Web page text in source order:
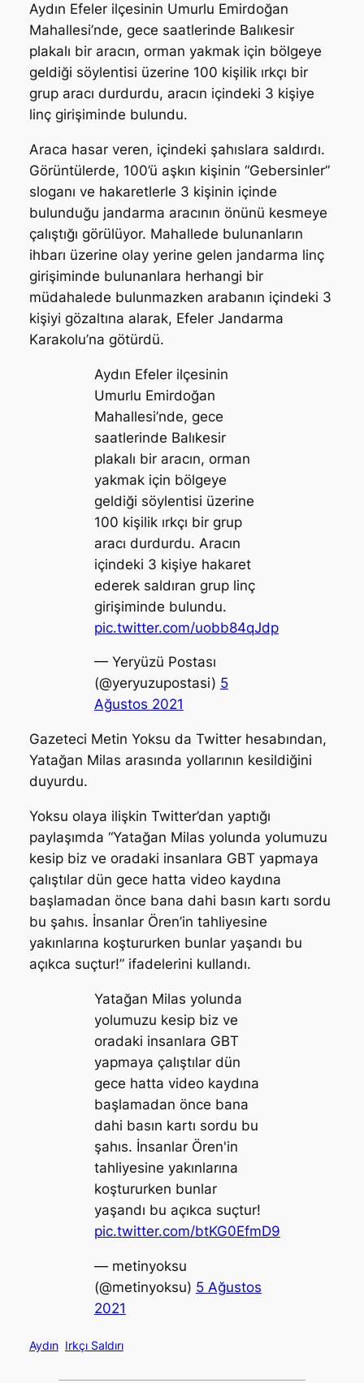
Aydın Efeler ilçesinin Umurlu Emirdoğan
Mahallesi’nde, gece saatlerinde Balıkesir
plakalı bir aracın, orman yakmak için bölgeye
geldiği söylentisi üzerine 100 kişilik ırkçı bir
grup aracı durdurdu, aracın içindeki 3 kişiye
linç girişiminde bulundu.
Araca hasar veren, içindeki şahıslara saldırdı.
Görüntülerde, 100’ü aşkın kişinin “Gebersinler”
sloganı ve hakaretlerle 3 kişinin içinde
bulunduğu jandarma aracının önünü kesmeye
çalıştığı görülüyor. Mahallede bulunanların
ihbarı üzerine olay yerine gelen jandarma linç
girişiminde bulunanlara herhangi bir
müdahalede bulunmazken arabanın içindeki 3
kişiyi gözaltına alarak, Efeler Jandarma
Karakolu’na götürdü.
Aydın Efeler ilçesinin
Umurlu Emirdoğan
Mahallesi’nde, gece
saatlerinde Balıkesir
plakalı bir aracın, orman
yakmak için bölgeye
geldiği söylentisi üzerine
100 kişilik ırkçı bir grup
aracı durdurdu. Aracın
içindeki 3 kişiye hakaret
ederek saldıran grup linç
girişiminde bulundu.
pic.twitter.com/uobb84qJdp
— Yeryüzü Postası
(@yeryuzupostasi) 5
Ağustos 2021
Gazeteci Metin Yoksu da Twitter hesabından,
Yatağan Milas arasında yollarının kesildiğini
duyurdu.
Yoksu olaya ilişkin Twitter’dan yaptığı
paylaşımda “Yatağan Milas yolunda yolumuzu
kesip biz ve oradaki insanlara GBT yapmaya
çalıştılar dün gece hatta video kaydına
başlamadan önce bana dahi basın kartı sordu
bu şahıs. İnsanlar Ören’in tahliyesine
yakınlarına koştururken bunlar yaşandı bu
açıkca suçtur!” ifadelerini kullandı.
Yatağan Milas yolunda
yolumuzu kesip biz ve
oradaki insanlara GBT
yapmaya çalıştılar dün
gece hatta video kaydına
başlamadan önce bana
dahi basın kartı sordu bu
şahıs. İnsanlar Ören'in
tahliyesine yakınlarına
koştururken bunlar
yaşandı bu açıkca suçtur!
pic.twitter.com/btKG0EfmD9
— metinyoksu
(@metinyoksu) 5 Ağustos
2021
Aydın Irkçı Saldırı